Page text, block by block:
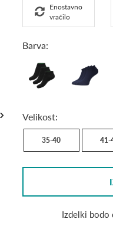
›
Enostavno
vračilo
Barva:
Black Navy
Velikost:
35-40 41-